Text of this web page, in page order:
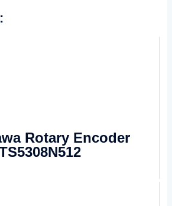
Rotary Encoder